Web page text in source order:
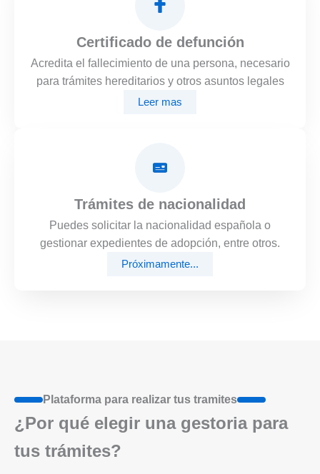
Certificado de defunción
Acredita el fallecimiento de una persona, necesario
para trámites hereditarios y otros asuntos legales
Leer mas
Trámites de nacionalidad
Puedes solicitar la nacionalidad española o
gestionar expedientes de adopción, entre otros.
Próximamente...
Plataforma para realizar tus tramites
¿Por qué elegir una gestoria para
tus trámites?